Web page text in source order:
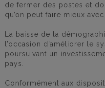
de fermer des postes et
qu’on peut faire mieux avec
La baisse de la
l’occasion d’améliorer le
poursuivant un
pays.
Conformément aux